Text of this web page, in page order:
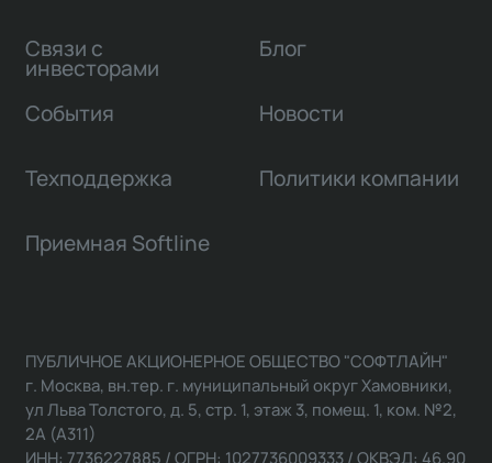
Связи с
инвесторами
Блог
События Новости
Техподдержка Политики компании
Приемная Softline
ПУБЛИЧНОЕ АКЦИОНЕРНОЕ ОБЩЕСТВО "СОФТЛАЙН"
г. Москва, вн.тер. г. муниципальный округ Хамовники,
ул Льва Толстого, д. 5, стр. 1, этаж 3, помещ. 1, ком. №2,
2А (А311)
ИНН: 7736227885 / ОГРН: 1027736009333 / ОКВЭД: 46.90